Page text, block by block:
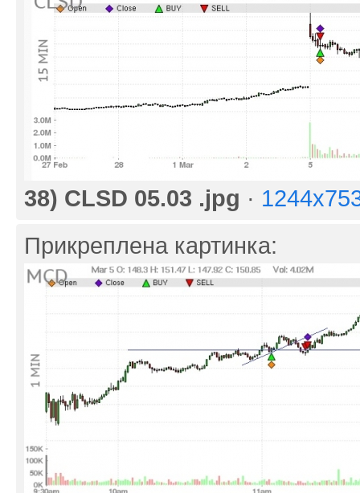
38) CLSD 05.03 .jpg ·
Прикреплена картинка: